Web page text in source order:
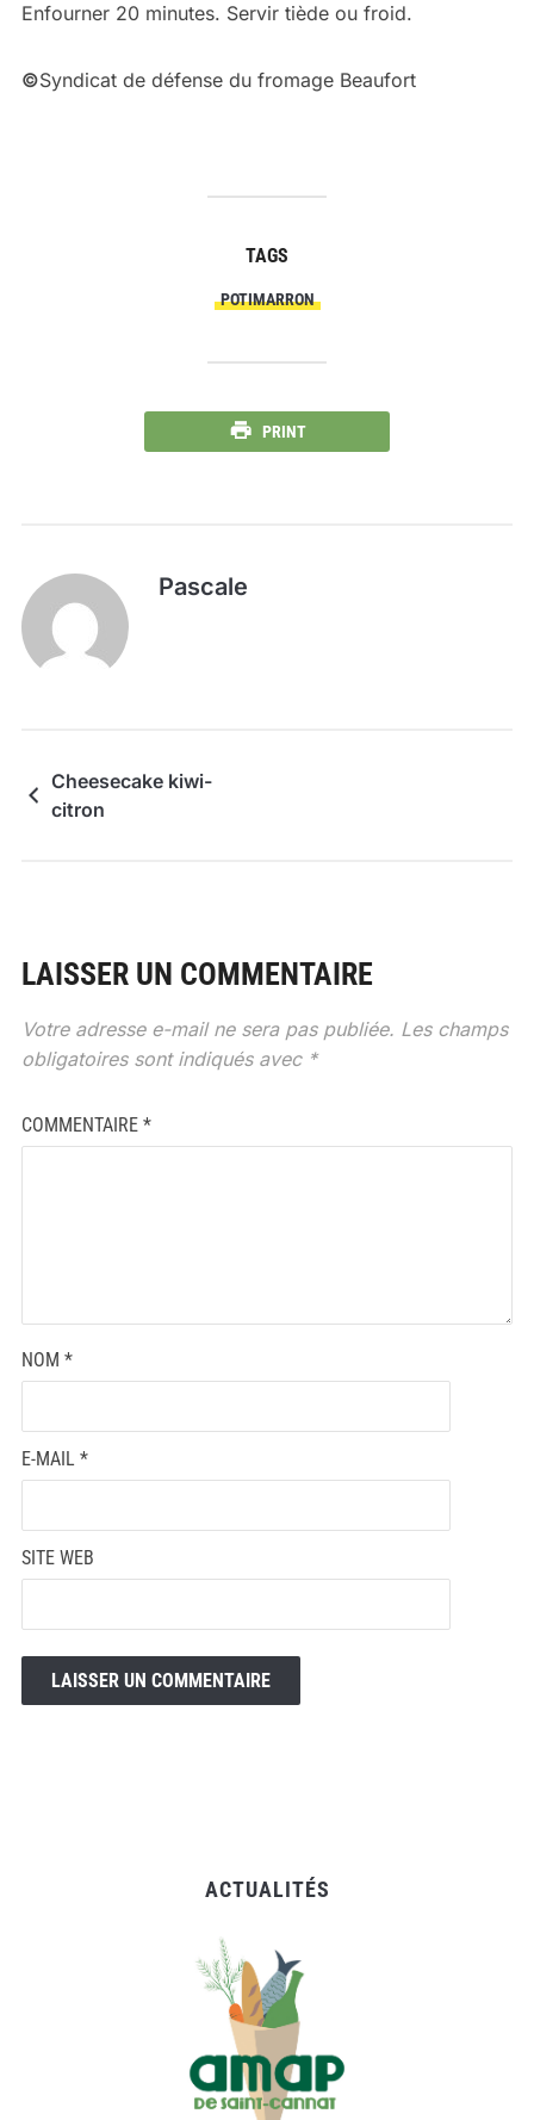
Enfourner 20 minutes. Servir tiède ou froid.
©Syndicat de défense du fromage Beaufort
TAGS
POTIMARRON
PRINT
Pascale
Cheesecake kiwi-
citron
LAISSER UN COMMENTAIRE
Votre adresse e-mail ne sera pas publiée. Les champs
obligatoires sont indiqués avec *
COMMENTAIRE *
NOM *
E-MAIL *
SITE WEB
ACTUALITÉS